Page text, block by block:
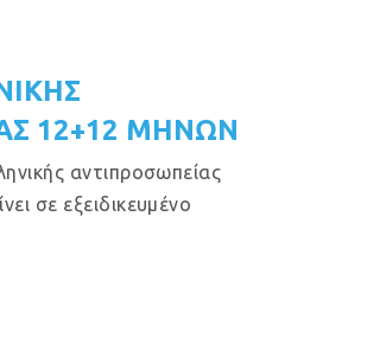
12+12 ΜΗΝΩΝ
αντιπροσωπείας
σε εξειδικευμένο